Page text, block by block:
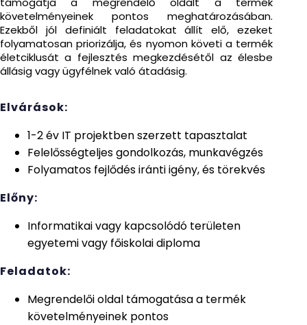
követelményeinek pontos meghatározásában.
Ezekből jól definiált feladatokat állít elő, ezeket
folyamatosan priorizálja, és nyomon követi a termék
életciklusát a fejlesztés megkezdésétől az élesbe
állásig vagy ügyfélnek való átadásig.
Elvárások:
1-2 év IT projektben szerzett tapasztalat
Felelősségteljes gondolkozás, munkavégzés
Folyamatos fejlődés iránti igény, és törekvés
Előny:
Informatikai vagy kapcsolódó területen
egyetemi vagy főiskolai diploma
Feladatok:
Megrendelői oldal támogatása a termék
követelményeinek pontos